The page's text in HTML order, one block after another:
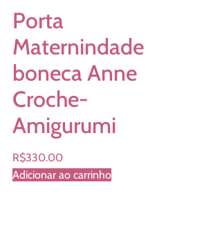
Porta
Maternindade
boneca Anne
Croche-
Amigurumi
R$330.00
Adicionar ao carrinho